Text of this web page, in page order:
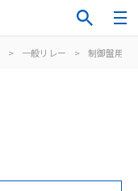
> 一般リレー > 制御盤用